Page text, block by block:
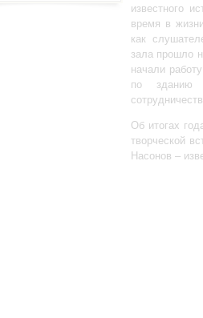
известного
время в
как
зала прошло
начали
по зданию
Об итогах
творческой
Насонов –